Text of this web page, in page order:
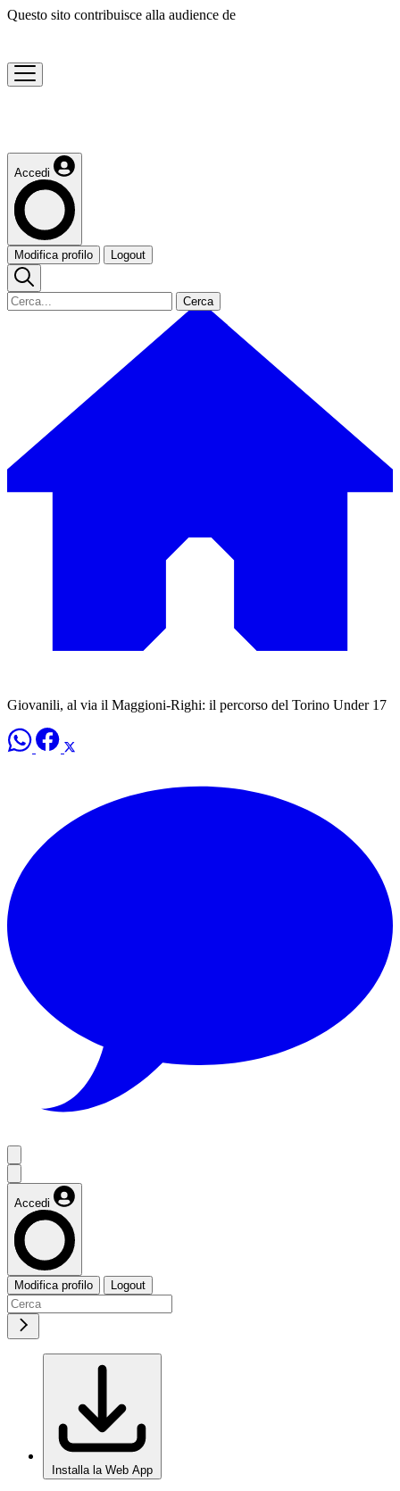
Questo sito contribuisce alla audience de
Accedi
Modifica profilo Logout
Cerca
Giovanili, al via il Maggioni-Righi: il percorso del Torino Under 17
Accedi
Modifica profilo Logout
Installa la Web App